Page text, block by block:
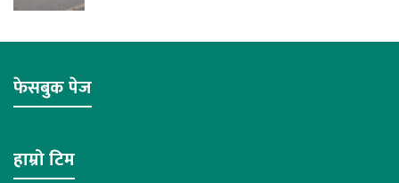
फेसबुक पेज
हाम्रो टिम